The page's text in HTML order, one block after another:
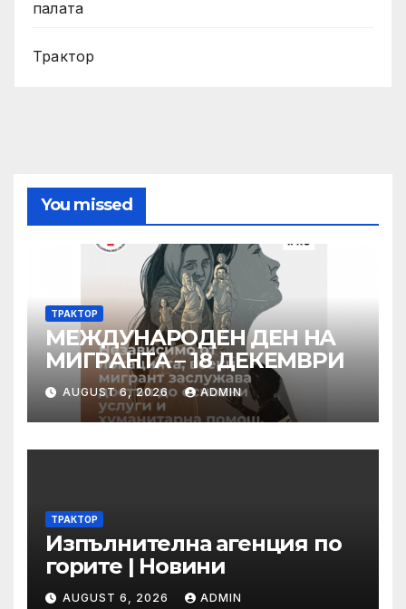
палата
Трактор
You missed
ТРАКТОР
МЕЖДУНАРОДЕН ДЕН НА
МИГРАНТА – 18 ДЕКЕМВРИ
AUGUST 6, 2026 ADMIN
ТРАКТОР
Изпълнителна агенция по
горите | Новини
AUGUST 6, 2026 ADMIN